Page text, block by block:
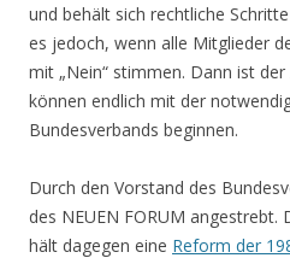
und behält sich rechtliche
es jedoch, wenn alle Mitglieder
mit „Nein“ stimmen. Dann ist
können endlich mit der
Bundesverbands beginnen.
Durch den Vorstand des
des NEUEN FORUM angestrebt.
hält dagegen eine Reform der